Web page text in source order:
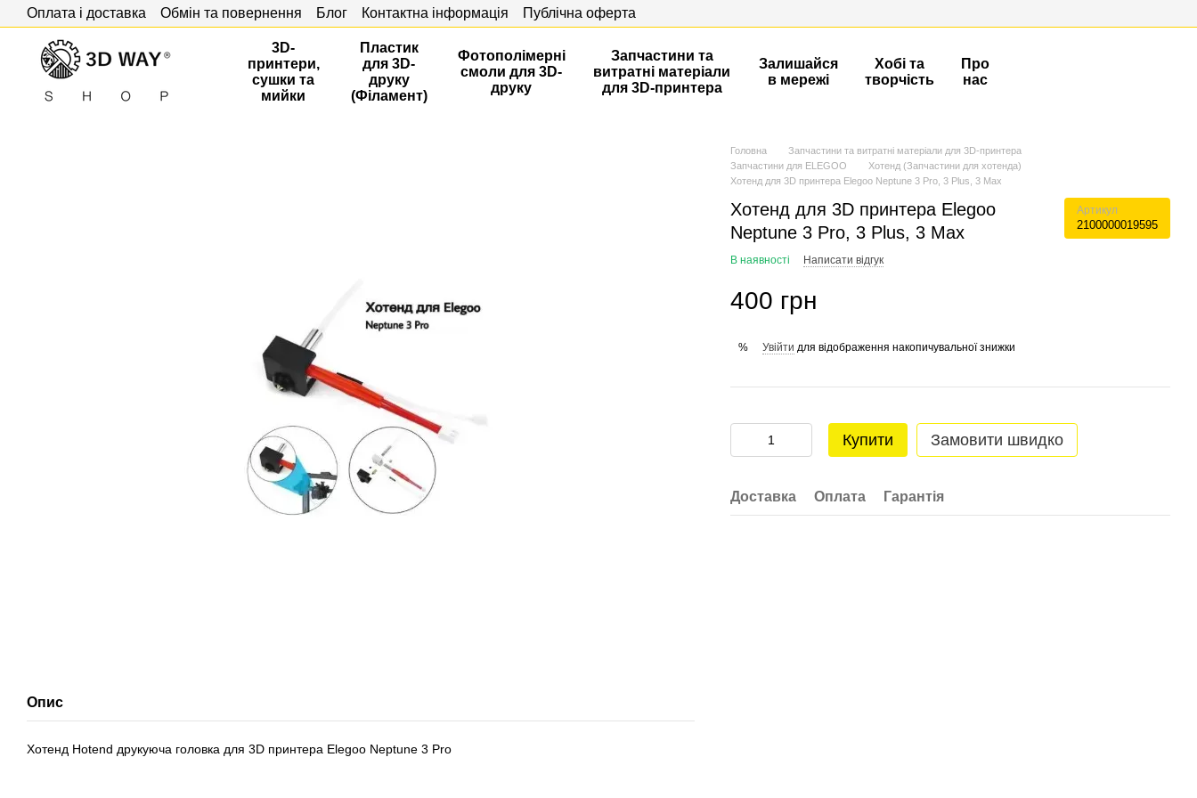
Перейти до основного контенту
Оплата і доставка Обмін та повернення Блог Контактна інформація Публічна оферта
3D-
принтери,
сушки та
мийки
Пластик
для 3D-
друку
(Філамент)
Фотополімерні
смоли для 3D-
друку
Запчастини та
витратні матеріали
для 3D-принтера
Залишайся
в мережі
Хобі та
творчість
Про
нас
Опис
Хотенд Hotend друкуюча головка для 3D принтера Elegoo Neptune 3 Pro
Головна
Запчастини та витратні матеріали для 3D-принтера
Запчастини для ELEGOO
Хотенд (Запчастини для хотенда)
Хотенд для 3D принтера Elegoo Neptune 3 Pro, 3 Plus, 3 Max
Хотенд для 3D принтера Elegoo
Neptune 3 Pro, 3 Plus, 3 Max
Артикул
2100000019595
В наявності Написати відгук
400 грн
% Увійти для відображення накопичувальної знижки
Купити Замовити швидко
Доставка Оплата Гарантія